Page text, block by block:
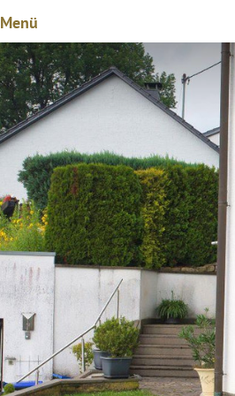
Menü